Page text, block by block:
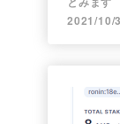
2021/10/